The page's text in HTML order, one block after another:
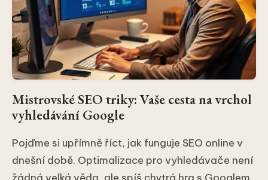
Mistrovské SEO triky: Vaše cesta na vrchol
vyhledávání Google
Pojďme si upřímně říct, jak funguje SEO online v
dnešní době. Optimalizace pro vyhledávače není